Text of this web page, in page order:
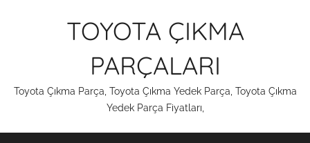
TOYOTA ÇIKMA
PARÇALARI
Toyota Çıkma Parça, Toyota Çıkma Yedek Parça, Toyota Çıkma
Yedek Parça Fiyatları,